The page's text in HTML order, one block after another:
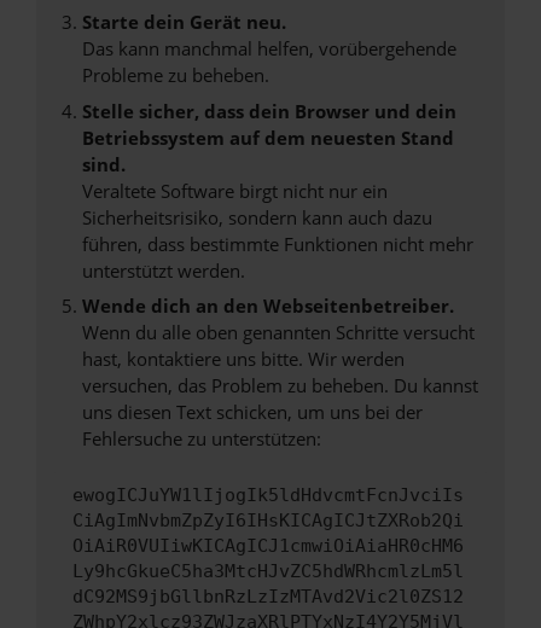
Starte dein Gerät neu.
Das kann manchmal helfen, vorübergehende
Probleme zu beheben.
Stelle sicher, dass dein Browser und dein
Betriebssystem auf dem neuesten Stand
sind.
Veraltete Software birgt nicht nur ein
Sicherheitsrisiko, sondern kann auch dazu
führen, dass bestimmte Funktionen nicht mehr
unterstützt werden.
Wende dich an den Webseitenbetreiber.
Wenn du alle oben genannten Schritte versucht
hast, kontaktiere uns bitte. Wir werden
versuchen, das Problem zu beheben. Du kannst
uns diesen Text schicken, um uns bei der
Fehlersuche zu unterstützen:
ewogICJuYW1lIjogIk5ldHdvcmtFcnJvciIs
CiAgImNvbmZpZyI6IHsKICAgICJtZXRob2Qi
OiAiR0VUIiwKICAgICJ1cmwiOiAiaHR0cHM6
Ly9hcGkueC5ha3MtcHJvZC5hdWRhcmlzLm5l
dC92MS9jbGllbnRzLzIzMTAvd2Vic2l0ZS12
ZWhpY2xlcz93ZWJzaXRlPTYxNzI4Y2Y5MjVl